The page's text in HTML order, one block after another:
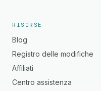
RISORSE
Blog
Registro delle modifiche
Affiliati
Centro assistenza